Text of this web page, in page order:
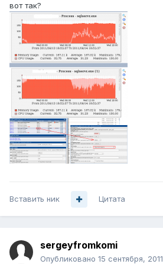
вот так?
Вставить ник Цитата
sergeyfromkomi
Опубликовано 15 сентября, 2011